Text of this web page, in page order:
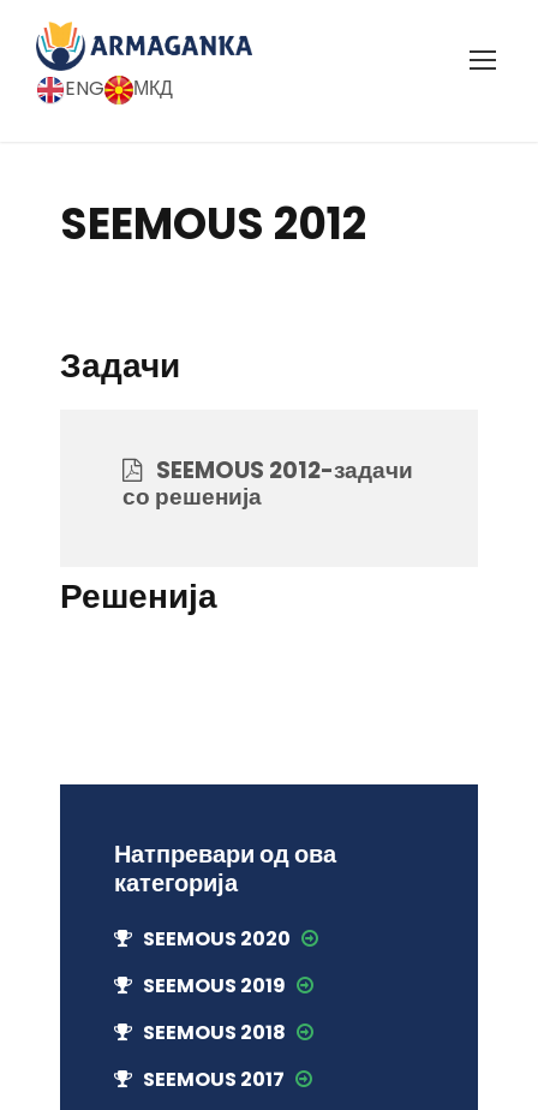
ENG МКД
SEEMOUS 2012
Задачи
SEEMOUS 2012-задачи
со решенија
Решенија
Натпревари од ова
категорија
SEEMOUS 2020
SEEMOUS 2019
SEEMOUS 2018
SEEMOUS 2017